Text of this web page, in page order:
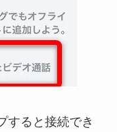
すると接続でき